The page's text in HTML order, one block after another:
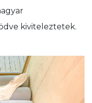
kiviteleztetek.